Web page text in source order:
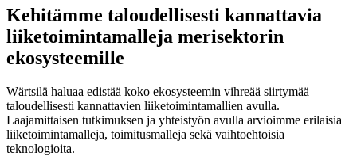
Kehitämme taloudellisesti kannattavia
liiketoimintamalleja merisektorin
ekosysteemille
Wärtsilä haluaa edistää koko ekosysteemin vihreää siirtymää
taloudellisesti kannattavien liiketoimintamallien avulla.
Laajamittaisen tutkimuksen ja yhteistyön avulla arvioimme erilaisia
liiketoimintamalleja, toimitusmalleja sekä vaihtoehtoisia
teknologioita.